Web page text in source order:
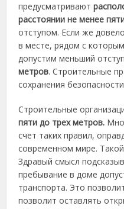
предусматривают
расстоянии не менее
отступом. Если же
в месте, рядом с
допустим меньший
метров. Строительные
сохранения
Строительные
пяти до трех метров.
счет таких правил,
современном мире.
Здравый смысл
пребывание в доме
транспорта. Это
позволит оставлять